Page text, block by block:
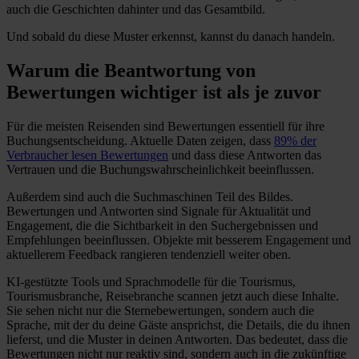
auch die Geschichten dahinter und das Gesamtbild.
Und sobald du diese Muster erkennst, kannst du danach handeln.
Warum die Beantwortung von
Bewertungen wichtiger ist als je zuvor
Für die meisten Reisenden sind Bewertungen essentiell für ihre
Buchungsentscheidung. Aktuelle Daten zeigen, dass 89% der
Verbraucher lesen Bewertungen und dass diese Antworten das
Vertrauen und die Buchungswahrscheinlichkeit beeinflussen.
Außerdem sind auch die Suchmaschinen Teil des Bildes.
Bewertungen und Antworten sind Signale für Aktualität und
Engagement, die die Sichtbarkeit in den Suchergebnissen und
Empfehlungen beeinflussen. Objekte mit besserem Engagement und
aktuellerem Feedback rangieren tendenziell weiter oben.
KI-gestützte Tools und Sprachmodelle für die Tourismus,
Tourismusbranche, Reisebranche scannen jetzt auch diese Inhalte.
Sie sehen nicht nur die Sternebewertungen, sondern auch die
Sprache, mit der du deine Gäste ansprichst, die Details, die du ihnen
lieferst, und die Muster in deinen Antworten. Das bedeutet, dass die
Bewertungen nicht nur reaktiv sind, sondern auch in die zukünftige